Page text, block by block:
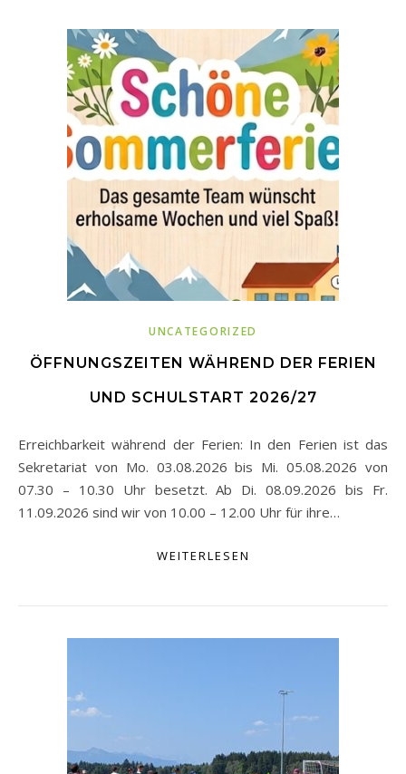
WEITERLESEN
UNCATEGORIZED
ÖFFNUNGSZEITEN WÄHREND DER FERIEN
UND SCHULSTART 2026/27
Erreichbarkeit während der Ferien: In den Ferien ist das
Sekretariat von Mo. 03.08.2026 bis Mi. 05.08.2026 von
07.30 – 10.30 Uhr besetzt. Ab Di. 08.09.2026 bis Fr.
11.09.2026 sind wir von 10.00 – 12.00 Uhr für ihre…
WEITERLESEN